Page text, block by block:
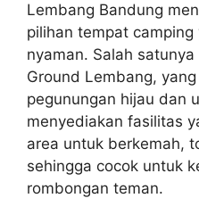
Lembang Bandung
pilihan tempat
nyaman. Salah
Ground Lembang,
pegunungan hijau dan
menyediakan fasilitas
area untuk berkemah,
sehingga cocok untuk
rombongan teman.